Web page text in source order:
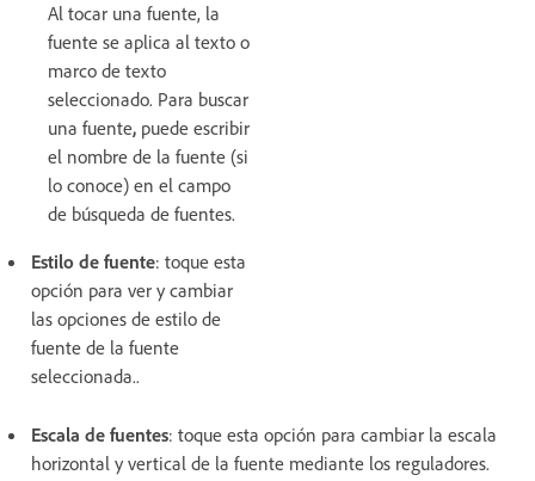
Al tocar una fuente, la
fuente se aplica al texto o
marco de texto
seleccionado. Para buscar
una fuente, puede escribir
el nombre de la fuente (si
lo conoce) en el campo
de búsqueda de fuentes.
Estilo de fuente: toque esta
opción para ver y cambiar
las opciones de estilo de
fuente de la fuente
seleccionada..
Escala de fuentes: toque esta opción para cambiar la escala
horizontal y vertical de la fuente mediante los reguladores.